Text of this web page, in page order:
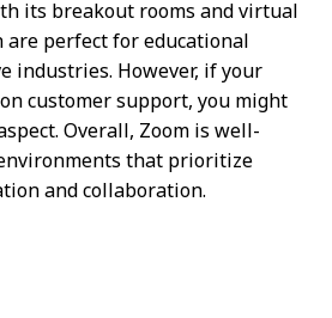
its breakout rooms and virtual
are perfect for educational
industries. However, if your
customer support, you might
Overall, Zoom is well-
that prioritize
and collaboration.